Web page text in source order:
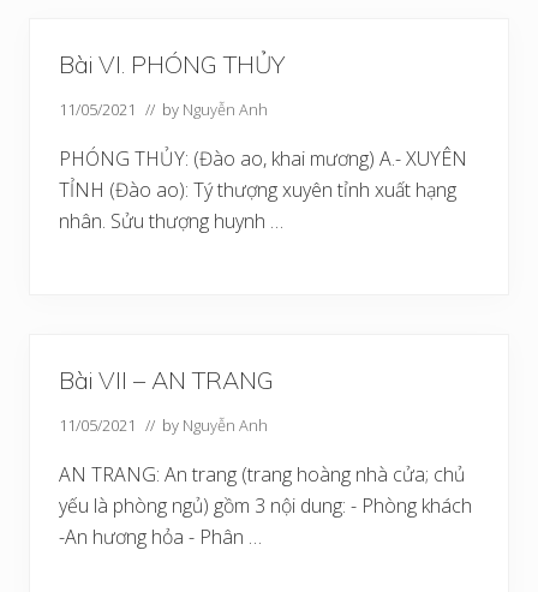
Bài VI. PHÓNG THỦY
11/05/2021 // by Nguyễn Anh
PHÓNG THỦY: (Đào ao, khai mương) A.- XUYÊN
TỈNH (Đào ao): Tý thượng xuyên tỉnh xuất hạng
nhân. Sửu thượng huynh …
Bài VII – AN TRANG
11/05/2021 // by Nguyễn Anh
AN TRANG: An trang (trang hoàng nhà cửa; chủ
yếu là phòng ngủ) gồm 3 nội dung: - Phòng khách
-An hương hỏa - Phân …